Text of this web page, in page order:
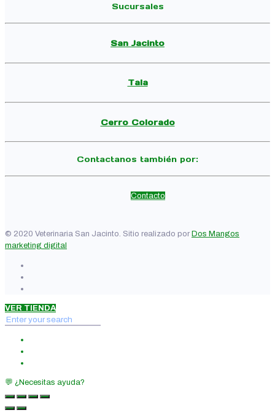
Sucursales
San Jacinto
Tala
Cerro Colorado
Contactanos también por:
Contacto
© 2020 Veterinaria San Jacinto. Sitio realizado por Dos Mangos
marketing digital
VER TIENDA
💬 ¿Necesitas ayuda?